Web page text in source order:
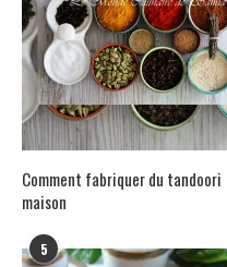
Comment fabriquer du tandoori
maison
5